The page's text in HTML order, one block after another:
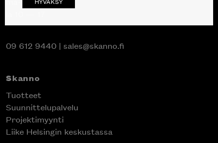
09 612 9440 | sales@skanno.fi
Skanno
Tuotteet
Suunnittelupalvelu
Projektimyynti
Liike Helsingin keskustassa